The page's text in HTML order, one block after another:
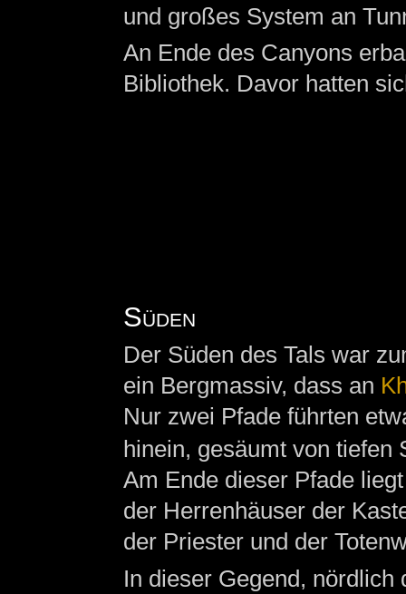
und großes System an
An Ende des Canyons
Bibliothek. Davor hatten
Süden
Der Süden des Tals war
ein Bergmassiv, dass an
Nur zwei Pfade führten
hinein, gesäumt von tiefen
Am Ende dieser Pfade
der Herrenhäuser der
der Priester und der
In dieser Gegend,